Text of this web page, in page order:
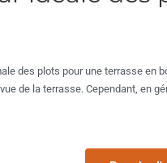
des plots pour une terrasse en
de la terrasse. Cependant, en